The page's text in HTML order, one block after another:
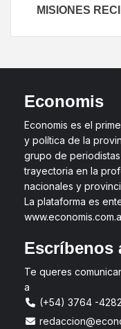
MISIONES
Economis
Economis es el
y política de la
grupo de
trayectoria en la
nacionales y
La plataforma es
Escríbenos
Te queres
a
(+54) 3764 -